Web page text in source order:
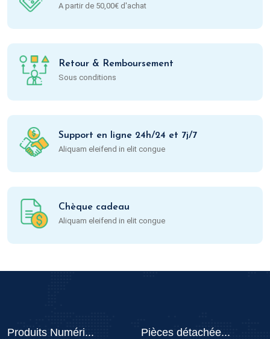
A partir de 50,00€ d'achat
Retour & Remboursement
Sous conditions
Support en ligne 24h/24 et 7j/7
Aliquam eleifend in elit congue
Chèque cadeau
Aliquam eleifend in elit congue
Produits Numéri... Pièces détachée...